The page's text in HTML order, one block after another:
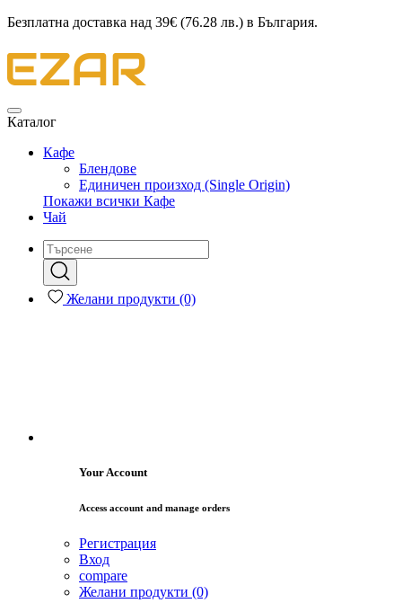
Безплатна доставка над 39€ (76.28 лв.) в България.
Каталог
Кафе
Блендове
Единичен произход (Single Origin)
Покажи всички Кафе
Чай
Желани продукти (0)
Your Account
Access account and manage orders
Регистрация
Вход
compare
Желани продукти (0)